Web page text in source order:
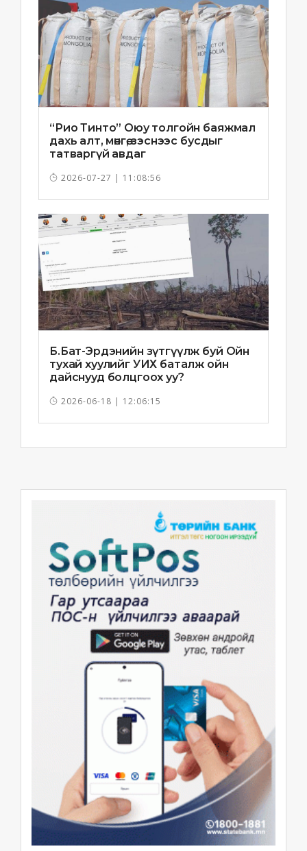
“Рио Тинто” Оюу толгойн баяжмал
дахь алт, мөнгө, зэснээс бусдыг
татваргүй авдаг
2026-07-27 | 11:08:56
Б.Бат-Эрдэнийн зүтгүүлж буй Ойн
тухай хуулийг УИХ баталж ойн
дайснууд болцгоох уу?
2026-06-18 | 12:06:15